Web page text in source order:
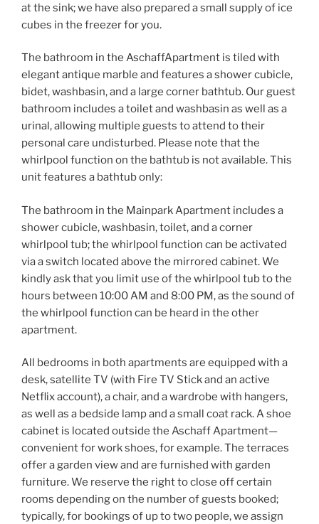
at the sink; we have also prepared a small supply of ice
cubes in the freezer for you.
The bathroom in the AschaffApartment is tiled with
elegant antique marble and features a shower cubicle,
bidet, washbasin, and a large corner bathtub. Our guest
bathroom includes a toilet and washbasin as well as a
urinal, allowing multiple guests to attend to their
personal care undisturbed. Please note that the
whirlpool function on the bathtub is not available. This
unit features a bathtub only:
The bathroom in the Mainpark Apartment includes a
shower cubicle, washbasin, toilet, and a corner
whirlpool tub; the whirlpool function can be activated
via a switch located above the mirrored cabinet. We
kindly ask that you limit use of the whirlpool tub to the
hours between 10:00 AM and 8:00 PM, as the sound of
the whirlpool function can be heard in the other
apartment.
All bedrooms in both apartments are equipped with a
desk, satellite TV (with Fire TV Stick and an active
Netflix account), a chair, and a wardrobe with hangers,
as well as a bedside lamp and a small coat rack. A shoe
cabinet is located outside the Aschaff Apartment—
convenient for work shoes, for example. The terraces
offer a garden view and are furnished with garden
furniture. We reserve the right to close off certain
rooms depending on the number of guests booked;
typically, for bookings of up to two people, we assign